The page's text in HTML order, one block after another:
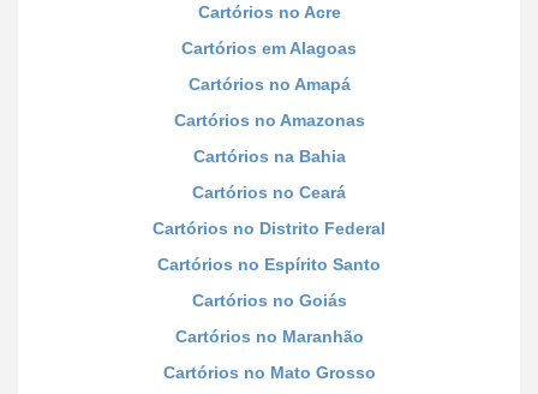
Cartórios no Acre
Cartórios em Alagoas
Cartórios no Amapá
Cartórios no Amazonas
Cartórios na Bahia
Cartórios no Ceará
Cartórios no Distrito Federal
Cartórios no Espírito Santo
Cartórios no Goiás
Cartórios no Maranhão
Cartórios no Mato Grosso